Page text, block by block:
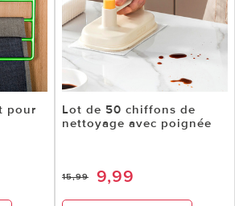
pour
Lot de 50 chiffons de
nettoyage avec poignée
15,99 9,99